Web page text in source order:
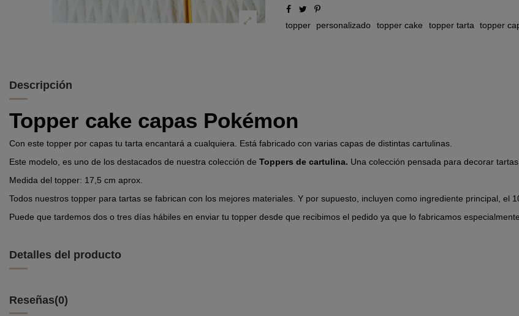
topper personalizado topper cake topper tarta topper
Descripción
Topper cake capas Pokémon
Con este topper por capas tu tarta encantará a cualquiera. Está fabricado con varias capas de distintas cartulinas.
Este modelo, es uno de los destacados de nuestra colección de Toppers de cartulina. Una colección pensada para decorar
Medida del topper: 17,5 cm aprox.
Todos nuestros topper para tartas se fabrican con los mejores materiales. Y por supuesto, incluyen como ingrediente principal, el
Puede que tardemos dos o tres días hábiles en enviar tu topper desde que recibimos el pedido ya que lo fabricamos
Detalles del producto
Reseñas(0)